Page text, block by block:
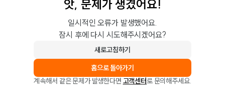
앗, 문제가 생겼어요!
일시적인 오류가 발생했어요.
잠시 후에 다시 시도해주시겠어요?
새로고침하기
홈으로 돌아가기
계속해서 같은 문제가 발생한다면 고객센터로 문의해주세요.